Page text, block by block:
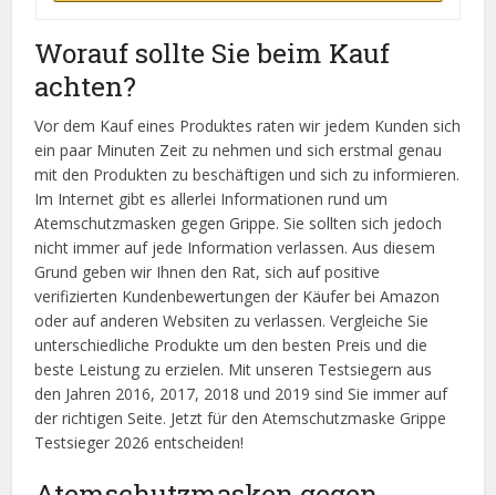
Worauf sollte Sie beim Kauf
achten?
Vor dem Kauf eines Produktes raten wir jedem Kunden sich
ein paar Minuten Zeit zu nehmen und sich erstmal genau
mit den Produkten zu beschäftigen und sich zu informieren.
Im Internet gibt es allerlei Informationen rund um
Atemschutzmasken gegen Grippe. Sie sollten sich jedoch
nicht immer auf jede Information verlassen. Aus diesem
Grund geben wir Ihnen den Rat, sich auf positive
verifizierten Kundenbewertungen der Käufer bei Amazon
oder auf anderen Websiten zu verlassen. Vergleiche Sie
unterschiedliche Produkte um den besten Preis und die
beste Leistung zu erzielen. Mit unseren Testsiegern aus
den Jahren 2016, 2017, 2018 und 2019 sind Sie immer auf
der richtigen Seite. Jetzt für den Atemschutzmaske Grippe
Testsieger 2026 entscheiden!